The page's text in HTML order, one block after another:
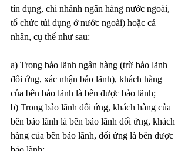
tín dụng, chi nhánh ngân hàng nước ngoài,
tổ chức túi dụng ở nước ngoài) hoặc cá
nhân, cụ thể như sau:
a) Trong bảo lãnh ngân hàng (trừ bảo lãnh
đối ứng, xác nhận bảo lãnh), khách hàng
của bên bảo lãnh là bên được bảo lãnh;
b) Trong bảo lãnh đối ứng, khách hàng của
bên bảo lãnh là bên bảo lãnh đối ứng, khách
hàng của bên bảo lãnh, đối ứng là bên được